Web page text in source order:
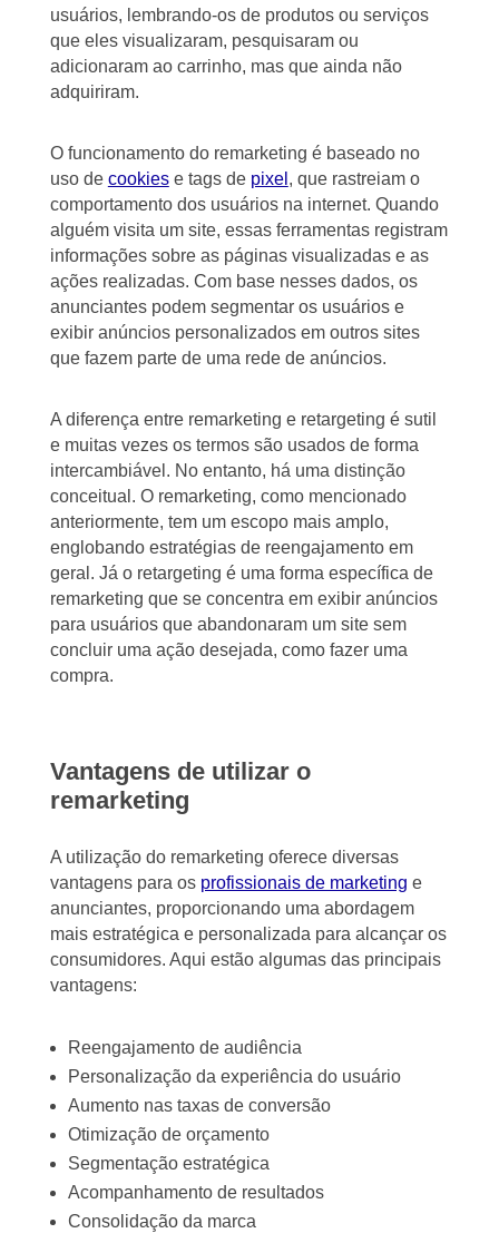
usuários, lembrando-os de produtos ou serviços
que eles visualizaram, pesquisaram ou
adicionaram ao carrinho, mas que ainda não
adquiriram.
O funcionamento do remarketing é baseado no
uso de cookiese tags de pixel , que rastreiam o
comportamento dos usuários na internet. Quando
alguém visita um site, essas ferramentas registram
informações sobre as páginas visualizadas e as
ações realizadas. Com base nesses dados, os
anunciantes podem segmentar os usuários e
exibir anúncios personalizados em outros sites
que fazem parte de uma rede de anúncios.
A diferença entre remarketing e retargeting é sutil
e muitas vezes os termos são usados de forma
intercambiável. No entanto, há uma distinção
conceitual. O remarketing, como mencionado
anteriormente, tem um escopo mais amplo,
englobando estratégias de reengajamento em
geral. Já o retargeting é uma forma específica de
remarketing que se concentra em exibir anúncios
para usuários que abandonaram um site sem
concluir uma ação desejada, como fazer uma
compra.
Vantagens de utilizar o
remarketing
A utilização do remarketing oferece diversas
vantagens para os profissionais de marketing e
anunciantes, proporcionando uma abordagem
mais estratégica e personalizada para alcançar os
consumidores. Aqui estão algumas das principais
vantagens:
Reengajamento de audiência
Personalização da experiência do usuário
Aumento nas taxas de conversão
Otimização de orçamento
Segmentação estratégica
Acompanhamento de resultados
Consolidação da marca